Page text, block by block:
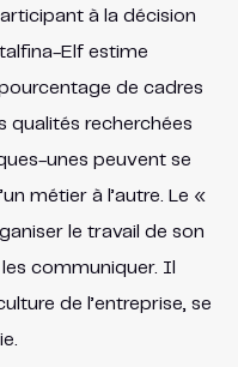
à la décision
Elf estime
de cadres
qualités recherchées
unes peuvent se
métier à l’autre. Le «
le travail de son
communiquer. Il
de l’entreprise, se